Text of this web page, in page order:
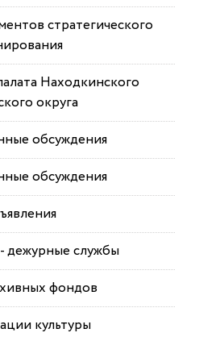
стратегического
Находкинского
округа
обсуждения
обсуждения
дежурные службы
фондов
культуры